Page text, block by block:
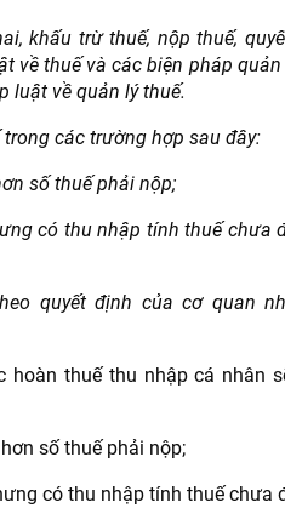
khấu trừ thuế, nộp thuế,
về thuế và các biện pháp
luật về quản lý thuế.
các trường hợp sau đây:
số thuế phải nộp;
có thu nhập tính thuế chưa
quyết định của cơ quan
hoàn thuế thu nhập cá nhân
số thuế phải nộp;
có thu nhập tính thuế chưa